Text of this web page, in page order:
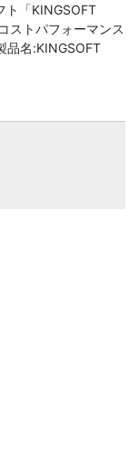
ト「KINGSOFT
ストパフォーマンス
品名:KINGSOFT